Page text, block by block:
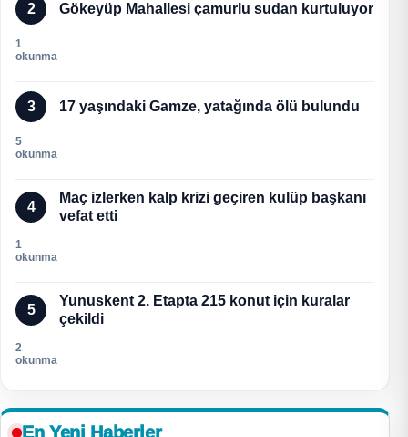
2 Gökeyüp Mahallesi çamurlu sudan kurtuluyor
1
okunma
3 17 yaşındaki Gamze, yatağında ölü bulundu
5
okunma
4
Maç izlerken kalp krizi geçiren kulüp başkanı
vefat etti
1
okunma
5
Yunuskent 2. Etapta 215 konut için kuralar
çekildi
2
okunma
En Yeni Haberler